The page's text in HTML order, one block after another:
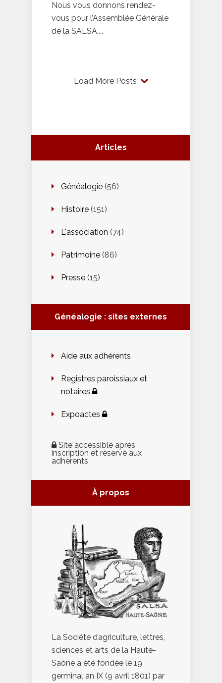
Nous vous donnons rendez-
vous pour l’Assemblée Générale
de la SALSA,...
Load More Posts
Articles
Généalogie (56)
Histoire (151)
L'association (74)
Patrimoine (86)
Presse (15)
Généalogie : sites externes
Aide aux adhérents
Registres paroissiaux et
notaires
Expoactes
Site accessible après
inscription et réservé aux
adhérents
À propos
La Société d’agriculture, lettres,
sciences et arts de la Haute-
Saône a été fondée le 19
germinal an IX (9 avril 1801) par